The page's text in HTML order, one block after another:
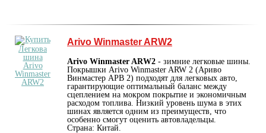
Arivo Winmaster ARW2
Arivo Winmaster ARW2 - зимние легковые шины.
Покрышки Arivo Winmaster ARW 2 (Ариво
Винмастер АРВ 2) подходят для легковых авто,
гарантирующие оптимальный баланс между
сцеплением на мокром покрытие и экономичным
расходом топлива. Низкий уровень шума в этих
шинах является одним из преимуществ, что
особенно смогут оценить автовладельцы.
Страна: Китай.